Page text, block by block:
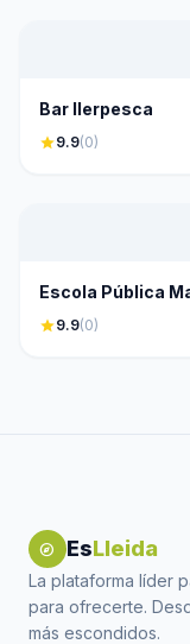
Bar Ilerpesca
star9.9(0)
Escola Pública
star9.9(0)
explore EsLleida
La plataforma líder
para ofrecerte.
más escondidos.